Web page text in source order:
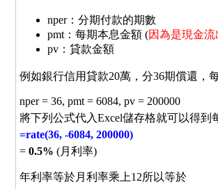
nper：分期付款的期數
pmt：每期本息金額 (因為是現金
pv：貸款金額
例如銀行信用貸款20萬，分36期償還，
nper = 36, pmt = 6084, pv = 200000
將下列公式代入Excel儲存格就可以得到
=rate(36, -6084, 200000)
= 0.5% (月利率)
年利率等於月利率乘上12所以等於